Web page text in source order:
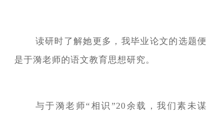
读研时了解她更多，我毕业论文的选题便
是于漪老师的语文教育思想研究。
与于漪老师“相识”20余载，我们素未谋